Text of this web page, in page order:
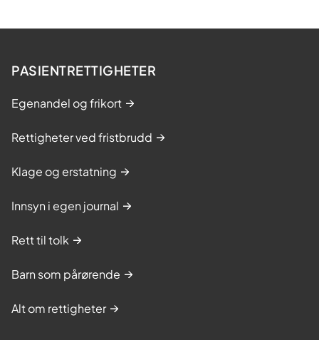
PASIENTRETTIGHETER
Egenandel og frikort
Rettigheter ved fristbrudd
Klage og erstatning
Innsyn i egen journal
Rett til tolk
Barn som pårørende
Alt om rettigheter